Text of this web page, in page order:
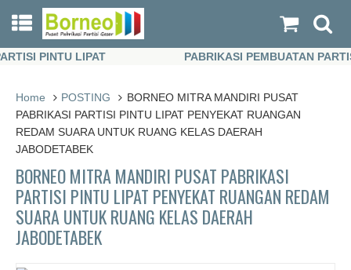
PINTU LIPAT
PABRIKASI PEMBUATAN PARTISI
Home
POSTING
BORNEO MITRA MANDIRI PUSAT
PABRIKASI PARTISI PINTU LIPAT PENYEKAT RUANGAN
REDAM SUARA UNTUK RUANG KELAS DAERAH
JABODETABEK
BORNEO MITRA MANDIRI PUSAT PABRIKASI
PARTISI PINTU LIPAT PENYEKAT RUANGAN REDAM
SUARA UNTUK RUANG KELAS DAERAH
JABODETABEK